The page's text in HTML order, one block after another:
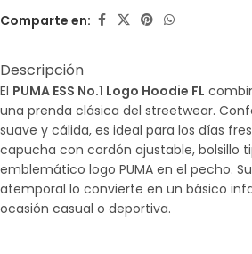
Comparte en:
Descripción
El PUMA ESS No.1 Logo Hoodie FL
una prenda clásica del streetwear.
suave y cálida, es ideal para los días
capucha con cordón ajustable, bolsillo
emblemático logo PUMA en el pecho.
atemporal lo convierte en un básico
ocasión casual o deportiva.